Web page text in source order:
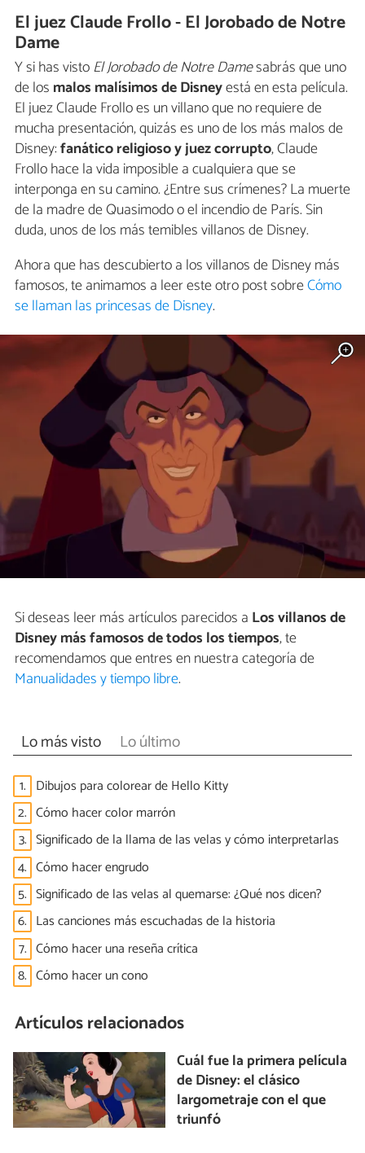
El juez Claude Frollo - El Jorobado de Notre
Dame
Y si has vistoEl Jorobado de Notre Damesabrás que uno
de los malos malísimos de Disneyestá en esta película.
El juez Claude Frollo es un villano que no requiere de
mucha presentación, quizás es uno de los más malos de
Disney:fanático religioso y juez corrupto, Claude
Frollo hace la vida imposible a cualquiera que se
interponga en su camino. ¿Entre sus crímenes? La muerte
de la madre de Quasimodo o el incendio de París. Sin
duda, unos de los más temibles villanos de Disney.
Ahora que has descubierto a los villanos de Disney más
famosos, te animamos a leer este otro post sobreCómo
se llaman las princesas de Disney.
Si deseas leer más artículos parecidos a Los villanos de
Disney más famosos de todos los tiempos, te
recomendamos que entres en nuestra categoría de
Manualidades y tiempo libre.
Lo más visto Lo último
1. Dibujos para colorear de Hello Kitty
2. Cómo hacer color marrón
3. Significado de la llama de las velas y cómo interpretarlas
4. Cómo hacer engrudo
5. Significado de las velas al quemarse: ¿Qué nos dicen?
6. Las canciones más escuchadas de la historia
7. Cómo hacer una reseña crítica
8. Cómo hacer un cono
Artículos relacionados
Cuál fue la primera película
de Disney: el clásico
largometraje con el que
triunfó